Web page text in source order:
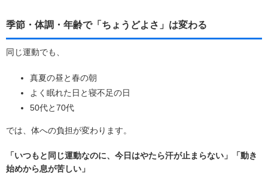
季節・体調・年齢で「ちょうどよさ」は変わる
同じ運動でも、
真夏の昼と春の朝
よく眠れた日と寝不足の日
50代と70代
では、体への負担が変わります。
「いつもと同じ運動なのに、今日はやたら汗が止まらない」「動き
始めから息が苦しい」